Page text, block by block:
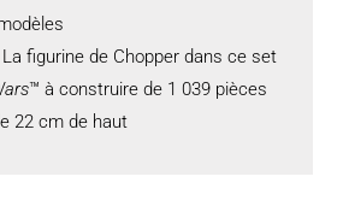
figurine de Chopper dans ce set
™ à construire de 1 039 pièces
22 cm de haut